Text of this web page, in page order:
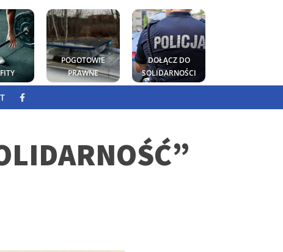
POGOTOWIE
PRAWNE
DOŁĄCZ DO
SOLIDARNOŚCI